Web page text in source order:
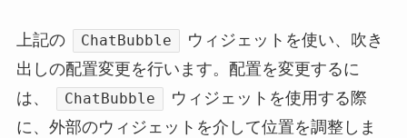
上記の ChatBubble
ウィジェットを使い、吹き
出しの配置変更を行います。配置を変更するに
は、
ChatBubble
ウィジェットを使用する際
に、外部のウィジェットを介して位置を調整しま